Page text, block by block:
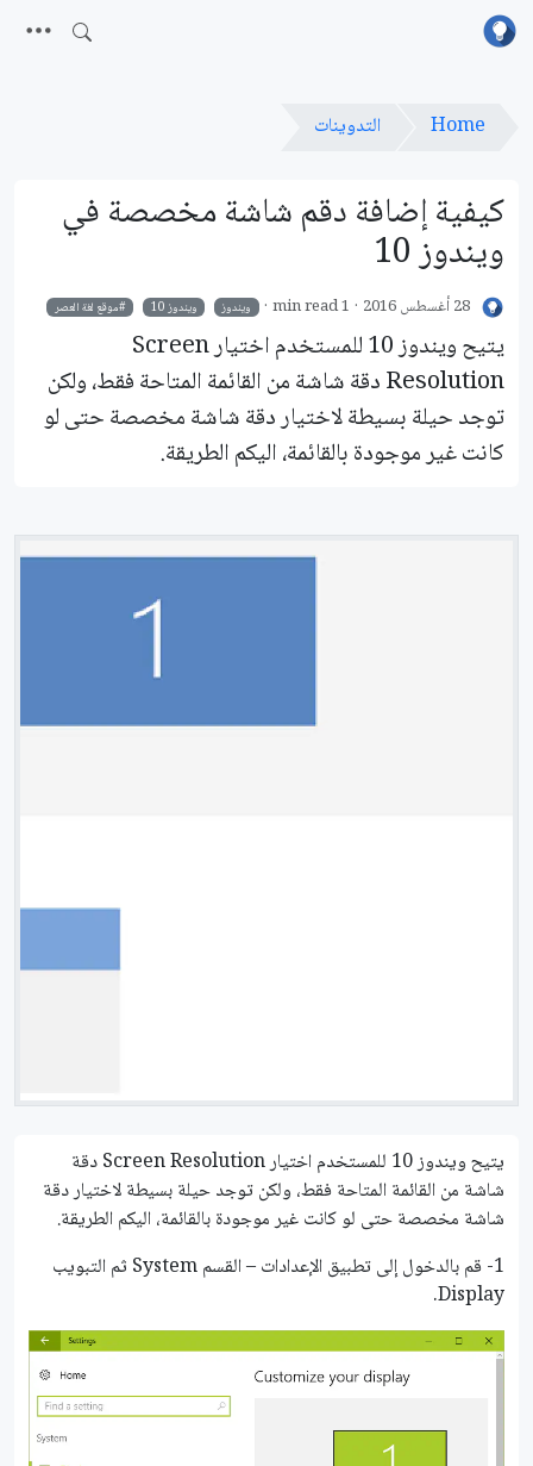
Home التدوينات
كيفية إضافة دقم شاشة مخصصة في
ويندوز 10
28 أغسطس 2016 1 min read ويندوز ويندوز 10 موقع لغة العصر
يتيح ويندوز 10 للمستخدم اختيار Screen
Resolution دقة شاشة من القائمة المتاحة فقط، ولكن
توجد حيلة بسيطة لاختيار دقة شاشة مخصصة حتى لو
كانت غير موجودة بالقائمة، اليكم الطريقة.
يتيح ويندوز 10 للمستخدم اختيار Screen Resolution دقة
شاشة من القائمة المتاحة فقط، ولكن توجد حيلة بسيطة لاختيار دقة
شاشة مخصصة حتى لو كانت غير موجودة بالقائمة، اليكم الطريقة.
1- قم بالدخول إلى تطبيق الإعدادات – القسم System ثم التبويب
Display.